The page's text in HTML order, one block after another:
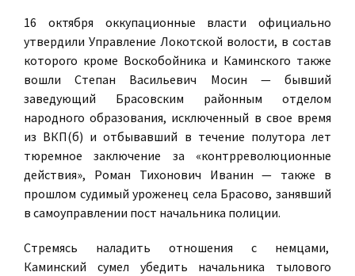
16 октября оккупационные власти официально
утвердили Управление Локотской волости, в состав
которого кроме Воскобойника и Каминского также
вошли Степан Васильевич Мосин — бывший
заведующий Брасовским районным отделом
народного образования, исключенный в свое время
из ВКП(б) и отбывавший в течение полутора лет
тюремное заключение за «контрреволюционные
действия», Роман Тихонович Иванин — также в
прошлом судимый уроженец села Брасово, занявший
в самоуправлении пост начальника полиции.
Стремясь наладить отношения с немцами,
Каминский сумел убедить начальника тылового